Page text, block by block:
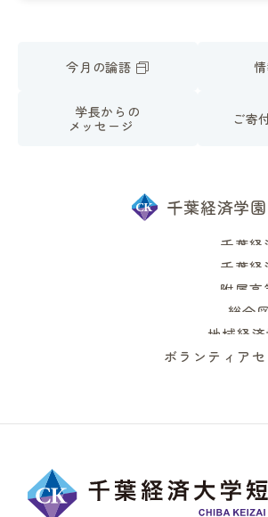
今月の論語
学長からの
メッセージ
ご寄
千葉経済学園
千葉経
千葉経
附属高
総合
地域経
ボランティア